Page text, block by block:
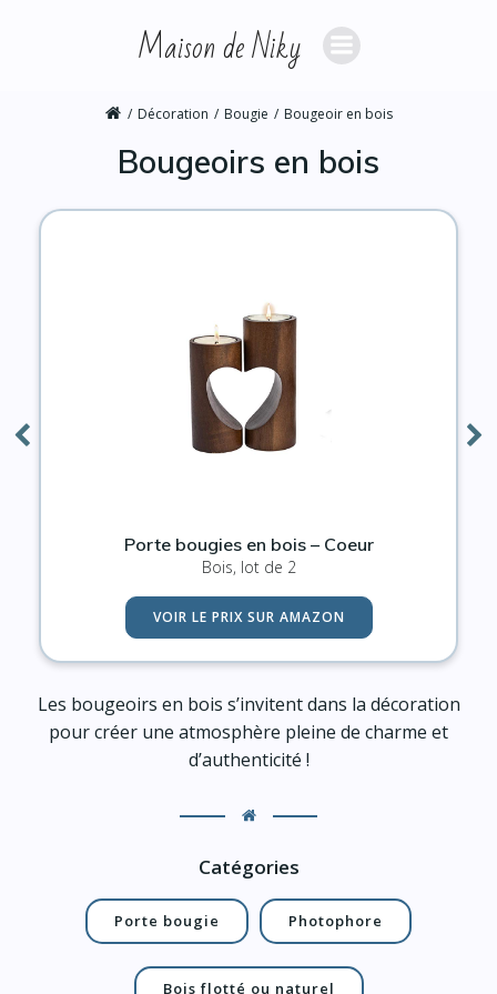
au
contenu
Maison de Niky
Décoration Bougie Bougeoir en bois
Bougeoirs en bois
Porte bougies en bois – Coeur
Bois, lot de 2
VOIR LE PRIX SUR AMAZON
Les bougeoirs en bois s’invitent dans la décoration
pour créer une atmosphère pleine de charme et
d’authenticité !
Catégories
Porte bougie Photophore
Bois flotté ou naturel